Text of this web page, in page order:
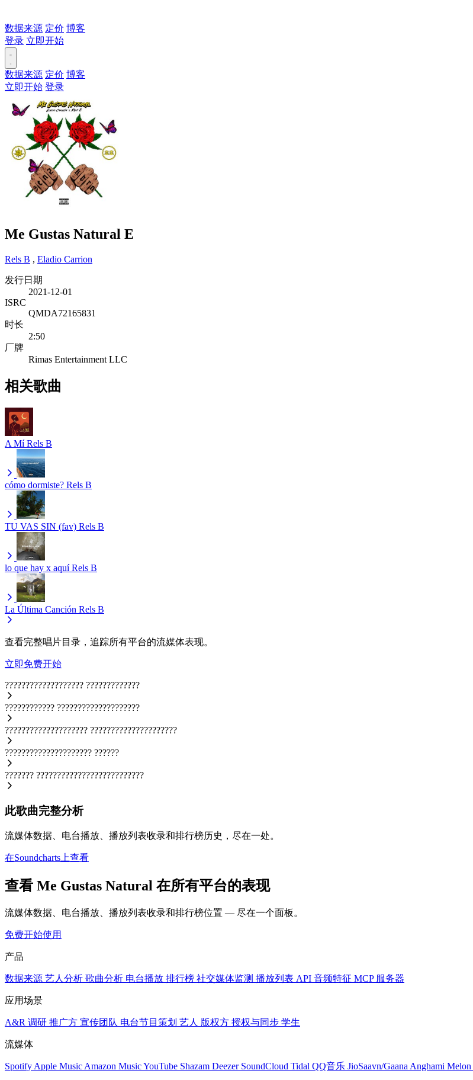
数据来源 定价 博客
登录 立即开始
数据来源 定价 博客
立即开始 登录
Me Gustas Natural E
Rels B , Eladio Carrion
发行日期
2021-12-01
ISRC
QMDA72165831
时长
2:50
厂牌
Rimas Entertainment LLC
相关歌曲
A Mí Rels B
cómo dormiste? Rels B
TU VAS SIN (fav) Rels B
lo que hay x aquí Rels B
La Última Canción Rels B
查看完整唱片目录，追踪所有平台的流媒体表现。
立即免费开始
??????????????????? ?????????????
???????????? ????????????????????
???????????????????? ?????????????????????
????????????????????? ??????
??????? ??????????????????????????
此歌曲完整分析
流媒体数据、电台播放、播放列表收录和排行榜历史，尽在一处。
在Soundcharts上查看
查看 Me Gustas Natural 在所有平台的表现
流媒体数据、电台播放、播放列表收录和排行榜位置 — 尽在一个面板。
免费开始使用
产品
数据来源 艺人分析 歌曲分析 电台播放 排行榜 社交媒体监测 播放列表 API 音频特征 MCP 服务器
应用场景
A&R 调研 推广方 宣传团队 电台节目策划 艺人 版权方 授权与同步 学生
流媒体
Spotify Apple Music Amazon MusicYouTube Shazam Deezer SoundCloud Tidal QQ音乐 JioSaavn/Gaana Anghami Melon